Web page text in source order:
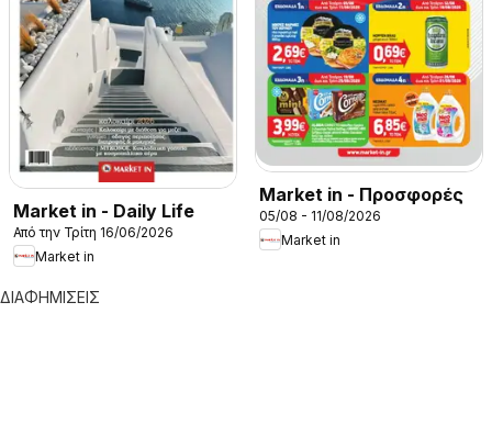
Market in - Daily Life
Από την Τρίτη 16/06/2026
Market in
Market in - Προσφορές
05/08 - 11/08/2026
Market in
ΔΙΑΦΗΜΙΣΕΙΣ